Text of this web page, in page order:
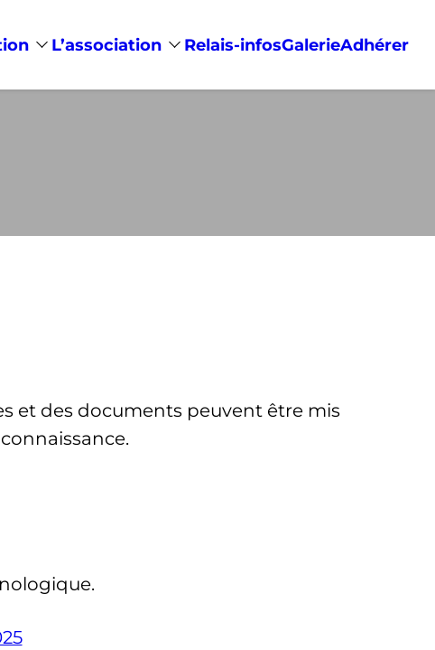
L’association Relais-infosGalerieAdhérer
et des documents peuvent être mis